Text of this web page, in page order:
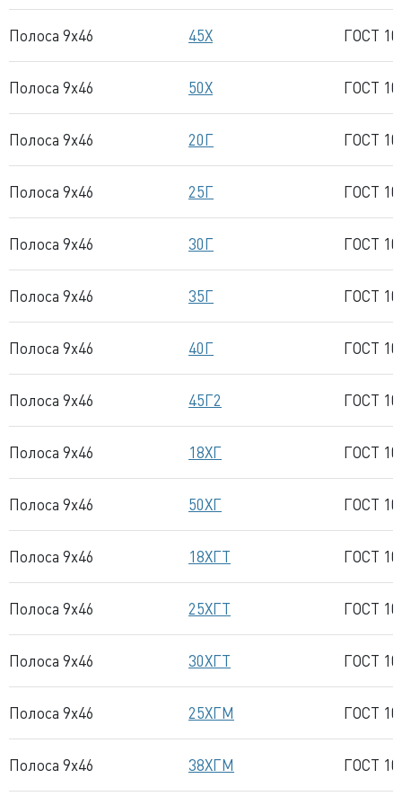
Полоса 9x46 45Х ГОСТ
Полоса 9x46 50Х ГОСТ
Полоса 9x46 20Г ГОСТ
Полоса 9x46 25Г ГОСТ
Полоса 9x46 30Г ГОСТ
Полоса 9x46 35Г ГОСТ
Полоса 9x46 40Г ГОСТ
Полоса 9x46 45Г2 ГОСТ
Полоса 9x46 18ХГ ГОСТ
Полоса 9x46 50ХГ ГОСТ
Полоса 9x46 18ХГТ ГОСТ
Полоса 9x46 25ХГТ ГОСТ
Полоса 9x46 30ХГТ ГОСТ
Полоса 9x46 25ХГМ ГОСТ
Полоса 9x46 38ХГМ ГОСТ